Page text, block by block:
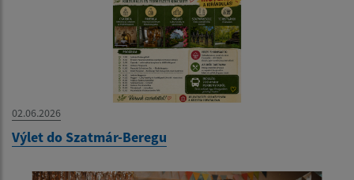
02.06.2026
Výlet do Szatmár-Beregu